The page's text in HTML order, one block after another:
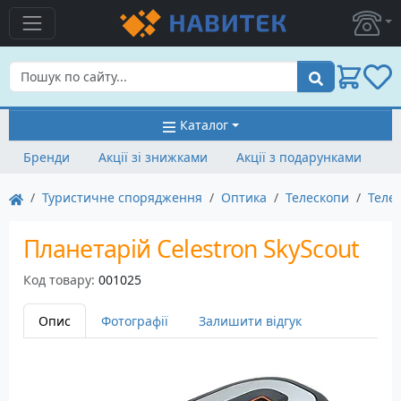
Пошук
Каталог
Бренди
Акції зі знижками Акції з подарунками
Туристичне спорядження Оптика Телескопи
Планетарій Celestron SkyScout
Код товару: 001025
Опис Фотографії Залишити відгук